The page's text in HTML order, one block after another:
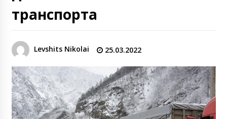
транспорта
Levshits Nikolai 25.03.2022